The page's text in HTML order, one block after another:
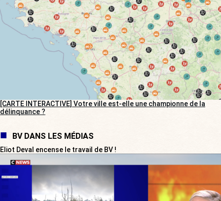
[CARTE INTERACTIVE] Votre ville est-elle une championne de la
délinquance ?
BV DANS LES MÉDIAS
Eliot Deval encense le travail de BV !